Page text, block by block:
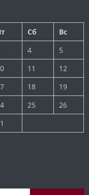
Сб
Вс
4
5
11
12
18
19
25
26